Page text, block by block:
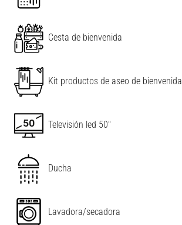
Cesta de bienvenida
Kit productos de aseo de bienvenida
Televisión led 50"
Ducha
Lavadora/secadora